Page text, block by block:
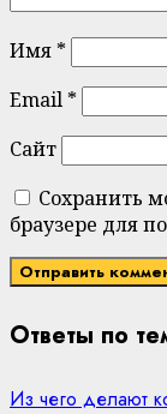
Имя *
Email *
Сайт
Сохранить
браузере для
Ответы по
Из чего делают